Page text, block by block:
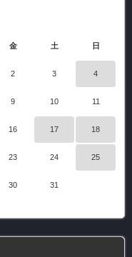
金 土 日
2 3 4
9 10 11
16 17 18
23 24 25
30 31